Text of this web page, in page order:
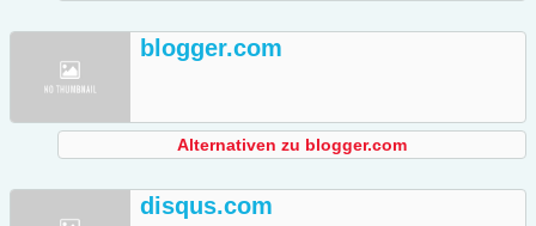
blogger.com
Alternativen zu blogger.com
disqus.com